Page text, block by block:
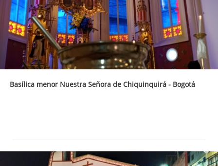
Basílica menor Nuestra Señora de Chiquinquirá - Bogotá